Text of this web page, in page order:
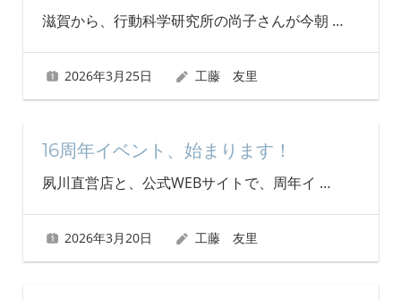
滋賀から、行動科学研究所の尚子さんが今朝 …
2026年3月25日 工藤 友里
16周年イベント、始まります！
夙川直営店と、公式WEBサイトで、周年イ …
2026年3月20日 工藤 友里